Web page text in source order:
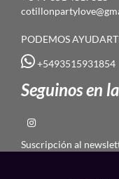
PODEMOS
+5493515931854
Seguinos en
Suscripción al